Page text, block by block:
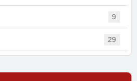
9
29